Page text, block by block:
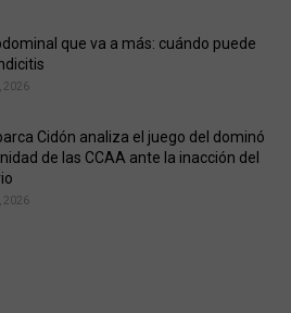
que va a más: cuándo puede
2026
Cidón analiza el juego del dominó
de las CCAA ante la inacción del
2026